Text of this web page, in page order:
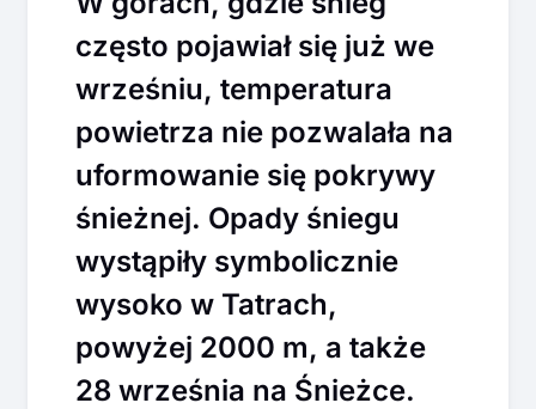
często pojawiał się już we
wrześniu, temperatura
powietrza nie pozwalała na
uformowanie się pokrywy
śnieżnej. Opady śniegu
wystąpiły symbolicznie
wysoko w Tatrach,
powyżej 2000 m, a także
28 września na Śnieżce.